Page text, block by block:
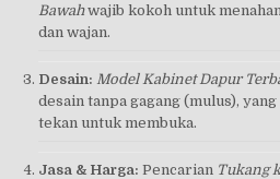
Bawahwajib kokoh untuk
dan wajan.
Desain: Model Kabinet Dapur
desain tanpa gagang (mulus),
tekan untuk membuka.
Jasa & Harga: Pencarian Tukang